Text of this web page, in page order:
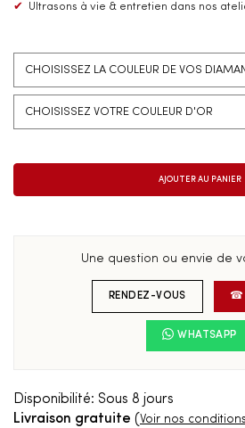
✔
Ultrasons à vie & entretien dans nos
Une question ou envie de
RENDEZ-VOUS ☎
WHATSAPP
Disponibilité: Sous 8 jours
Livraison gratuite ( Voir nos conditions